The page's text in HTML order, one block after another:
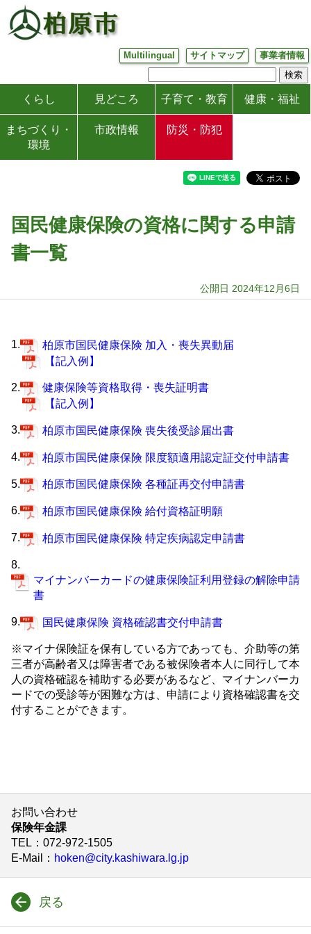
Multilingual サイトマップ 事業者情報
くらし 見どころ 子育て・教育 健康・福祉
まちづくり・
環境
市政情報 防災・防犯
国民健康保険の資格に関する申請
書一覧
公開日 2024年12月6日
1.
柏原市国民健康保険 加入・喪失異動届
【記入例】
2.
健康保険等資格取得・喪失証明書
【記入例】
3. 柏原市国民健康保険 喪失後受診届出書
4. 柏原市国民健康保険 限度額適用認定証交付申請書
5. 柏原市国民健康保険 各種証再交付申請書
6. 柏原市国民健康保険 給付資格証明願
7. 柏原市国民健康保険 特定疾病認定申請書
8.
マイナンバーカードの健康保険証利用登録の解除申請
書
9. 国民健康保険 資格確認書交付申請書
※マイナ保険証を保有している方であっても、介助等の第
三者が高齢者又は障害者である被保険者本人に同行して本
人の資格確認を補助する必要があるなど、マイナンバーカ
ードでの受診等が困難な方は、申請により資格確認書を交
付することができます。
お問い合わせ
保険年金課
TEL ：072-972-1505
E-Mail
： hoken@city.kashiwara.lg.jp
戻る